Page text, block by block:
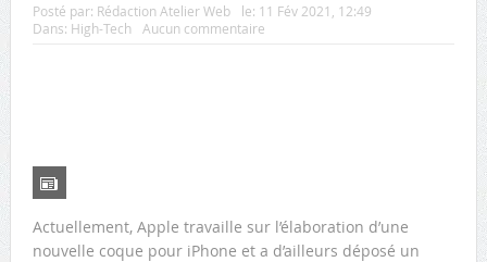
Posté par: Rédaction Atelier Web le: 11 Fév 2021, 12:49
Dans: High-Tech Aucun commentaire
Actuellement, Apple travaille sur l’élaboration d’une
nouvelle coque pour iPhone et a d’ailleurs déposé un